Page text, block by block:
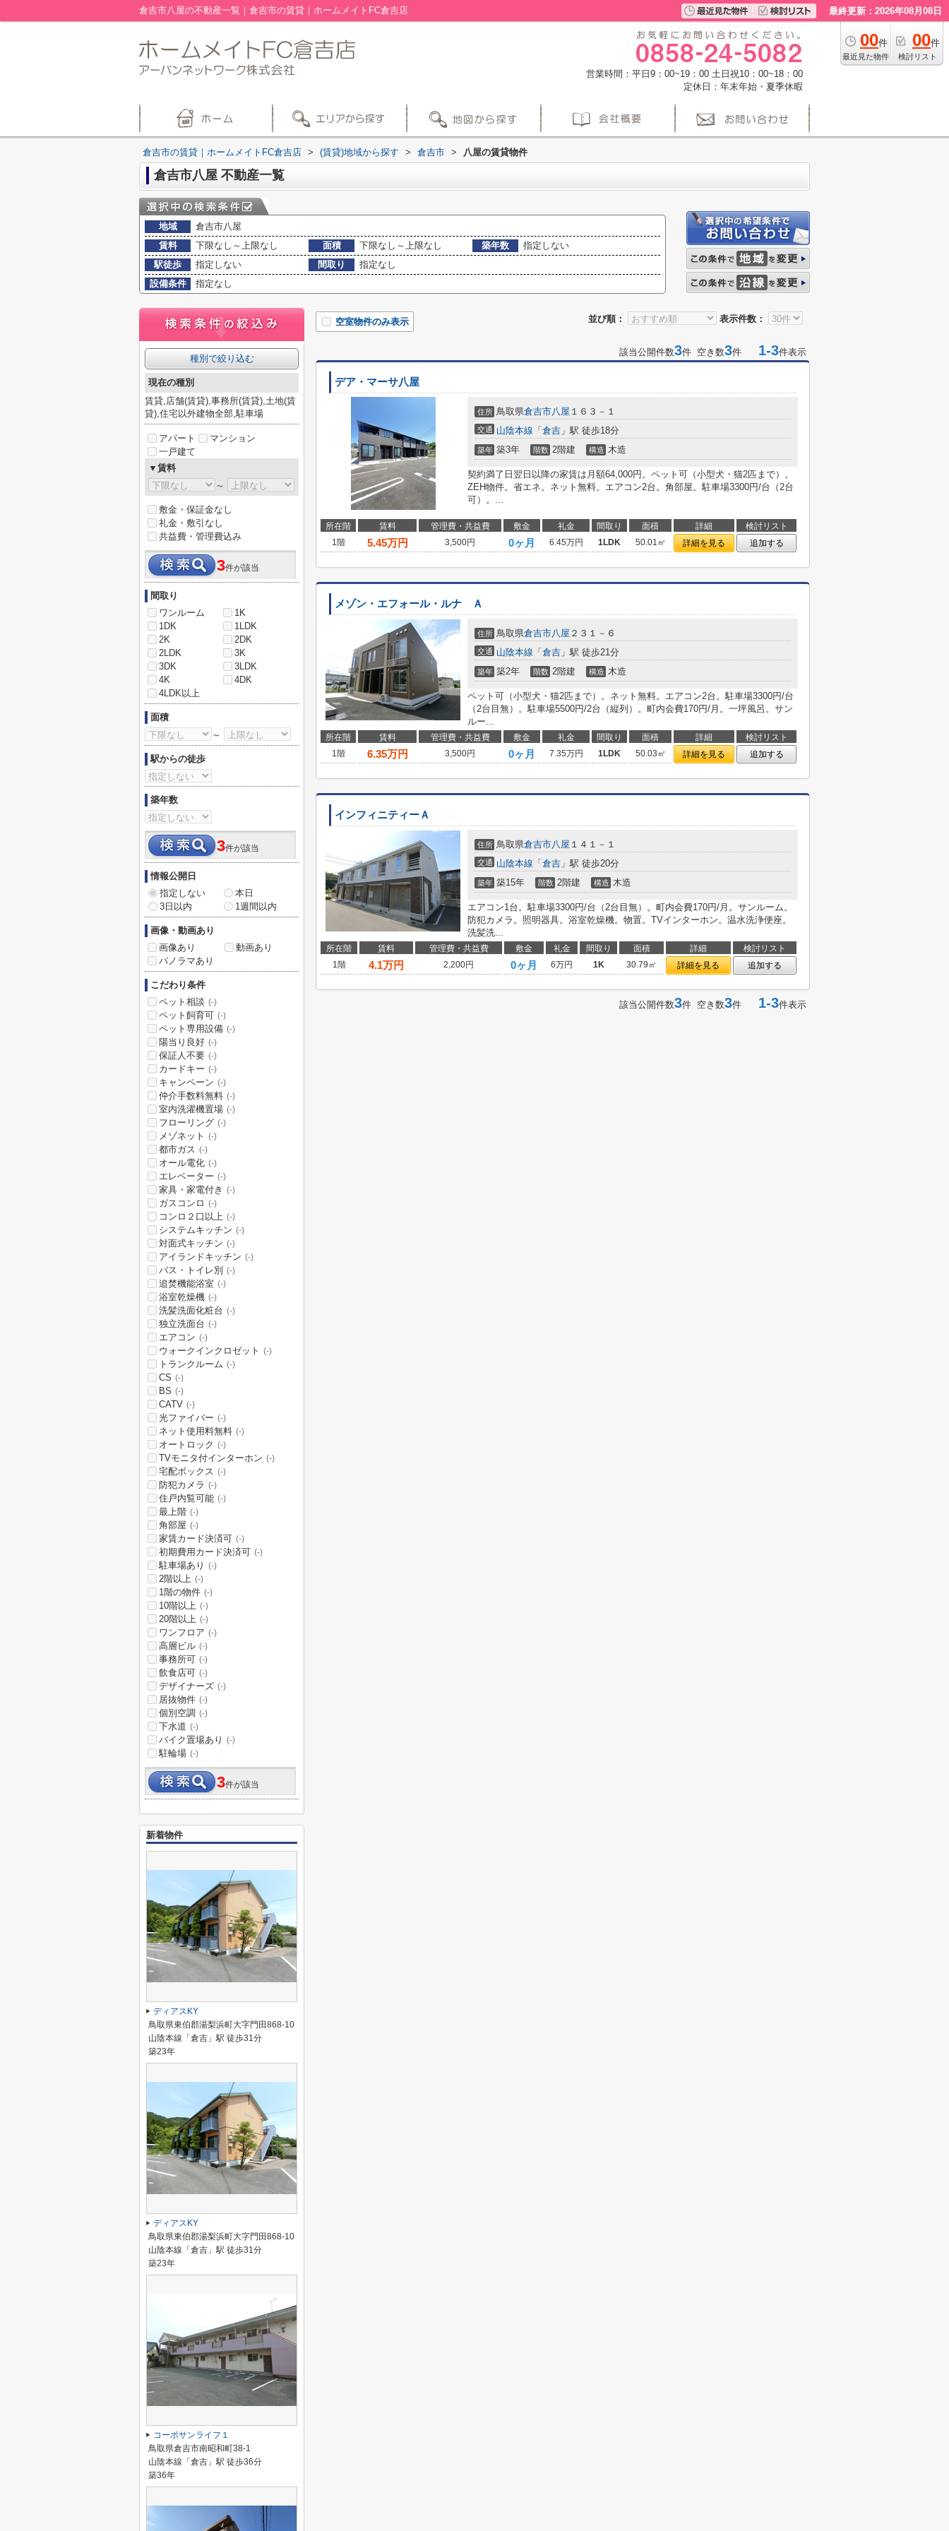
倉吉市八屋の不動産一覧｜倉吉市の賃貸｜ホームメイトFC倉吉店 最終更新：2026年08月08日
00件
最近見た物件
00件
検討リスト
営業時間：平日9：00~19：00 土日祝10：00~18：00
定休日：年末年始・夏季休暇
倉吉市の賃貸｜ホームメイトFC倉吉店 > (賃貸)地域から探す > 倉吉市 > 八屋の賃貸物件
倉吉市八屋 不動産一覧
地域
倉吉市八屋
賃料
下限なし～上限なし 面積 下限なし～上限なし 築年数
指定しない
駅徒歩
指定しない 間取り
指定なし
設備条件
指定なし
並び順： 表示件数：
空室物件のみ表示
該当公開件数3件 空き数3件 1-3件表示
デア・マーサ八屋
住所 鳥取県倉吉市八屋 １６３－１
交通 山陰本線 「 倉吉 」駅 徒歩18分
築年 築3年 階数 2階建 構造 木造
契約満了日翌日以降の家賃は月額64,000円。ペット可（小型犬・猫2匹まで）。
ZEH物件。省エネ。ネット無料。エアコン2台。角部屋。駐車場3300円/台（2台
可）。...
所在階 賃料 管理費・共益費 敷金 礼金 間取り 面積 詳細
検討リスト
1階
5.45万円 3,500円 0ヶ月 6.45万円 1LDK 50.01㎡ 詳細を見る 追加する
メゾン・エフォール・ルナ Ａ
住所 鳥取県倉吉市八屋 ２３１－６
交通 山陰本線 「 倉吉 」駅 徒歩21分
築年 築2年 階数 2階建 構造 木造
ペット可（小型犬・猫2匹まで）。ネット無料。エアコン2台。駐車場3300円/台
（2台目無）。駐車場5500円/2台（縦列）。町内会費170円/月。一坪風呂。サン
ルー...
所在階 賃料 管理費・共益費 敷金 礼金 間取り 面積 詳細
検討リスト
1階
6.35万円 3,500円 0ヶ月 7.35万円 1LDK 50.03㎡ 詳細を見る 追加する
インフィニティーＡ
住所 鳥取県倉吉市八屋 １４１－１
交通 山陰本線 「 倉吉 」駅 徒歩20分
築年 築15年 階数 2階建 構造 木造
エアコン1台。駐車場3300円/台（2台目無）。町内会費170円/月。サンルーム。
防犯カメラ。照明器具。浴室乾燥機。物置。TVインターホン。温水洗浄便座。
洗髪洗...
所在階 賃料 管理費・共益費 敷金 礼金 間取り 面積 詳細
検討リスト
1階
4.1万円 2,200円 0ヶ月 6万円 1K 30.79㎡ 詳細を見る 追加する
該当公開件数3件 空き数3件 1-3件表示
種別で絞り込む
現在の種別
賃貸,店舗(賃貸),事務所(賃貸),土地(賃
貸),住宅以外建物全部,駐車場
アパート
マンション
一戸建て
▼賃料
～
敷金・保証金なし
礼金・敷引なし
共益費・管理費込み
3件が該当
間取り
ワンルーム
1K
1DK
1LDK
2K
2DK
2LDK
3K
3DK
3LDK
4K
4DK
4LDK以上
面積
～
駅からの徒歩
築年数
3件が該当
情報公開日
指定しない
本日
3日以内
1週間以内
画像・動画あり
画像あり
動画あり
パノラマあり
こだわり条件
ペット相談 (-)
ペット飼育可 (-)
ペット専用設備 (-)
陽当り良好 (-)
保証人不要 (-)
カードキー (-)
キャンペーン (-)
仲介手数料無料 (-)
室内洗濯機置場 (-)
フローリング (-)
メゾネット (-)
都市ガス (-)
オール電化 (-)
エレベーター (-)
家具・家電付き (-)
ガスコンロ (-)
コンロ２口以上 (-)
システムキッチン (-)
対面式キッチン (-)
アイランドキッチン (-)
バス・トイレ別 (-)
追焚機能浴室 (-)
浴室乾燥機 (-)
洗髪洗面化粧台 (-)
独立洗面台 (-)
エアコン (-)
ウォークインクロゼット (-)
トランクルーム (-)
CS (-)
BS (-)
CATV (-)
光ファイバー (-)
ネット使用料無料 (-)
オートロック (-)
TVモニタ付インターホン (-)
宅配ボックス (-)
防犯カメラ (-)
住戸内覧可能 (-)
最上階 (-)
角部屋 (-)
家賃カード決済可 (-)
初期費用カード決済可 (-)
駐車場あり (-)
2階以上 (-)
1階の物件 (-)
10階以上 (-)
20階以上 (-)
ワンフロア (-)
高層ビル (-)
事務所可 (-)
飲食店可 (-)
デザイナーズ (-)
居抜物件 (-)
個別空調 (-)
下水道 (-)
バイク置場あり (-)
駐輪場 (-)
3件が該当
新着物件
ディアスKY
鳥取県東伯郡湯梨浜町大字門田868-10
山陰本線「倉吉」駅 徒歩31分
築23年
ディアスKY
鳥取県東伯郡湯梨浜町大字門田868-10
山陰本線「倉吉」駅 徒歩31分
築23年
コーポサンライフ１
鳥取県倉吉市南昭和町38-1
山陰本線「倉吉」駅 徒歩36分
築36年